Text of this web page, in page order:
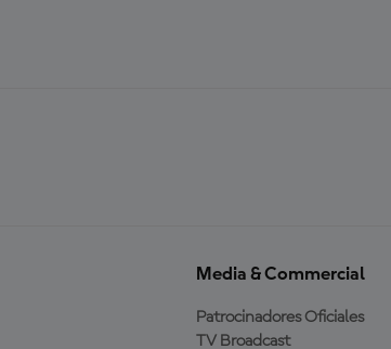
Media & Commercial
Patrocinadores Oficiales
TV Broadcast